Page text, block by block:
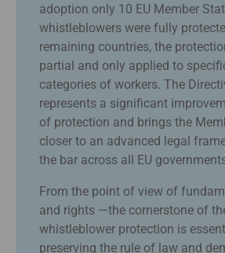
adoption only 10 EU Member
whistleblowers were fully
remaining countries, the
partial and only applied to
categories of workers. The
represents a significant
of protection and brings the
closer to an advanced legal
the bar across all EU
From the point of view of
and rights —the cornerstone of
whistleblower protection is
preserving the rule of law and